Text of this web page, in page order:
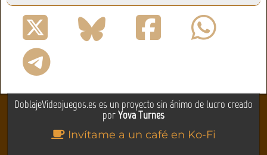
DoblajeVideojuegos.es es un proyecto sin ánimo de lucro creado
porYova Turnes
Invítame a un café en Ko-Fi